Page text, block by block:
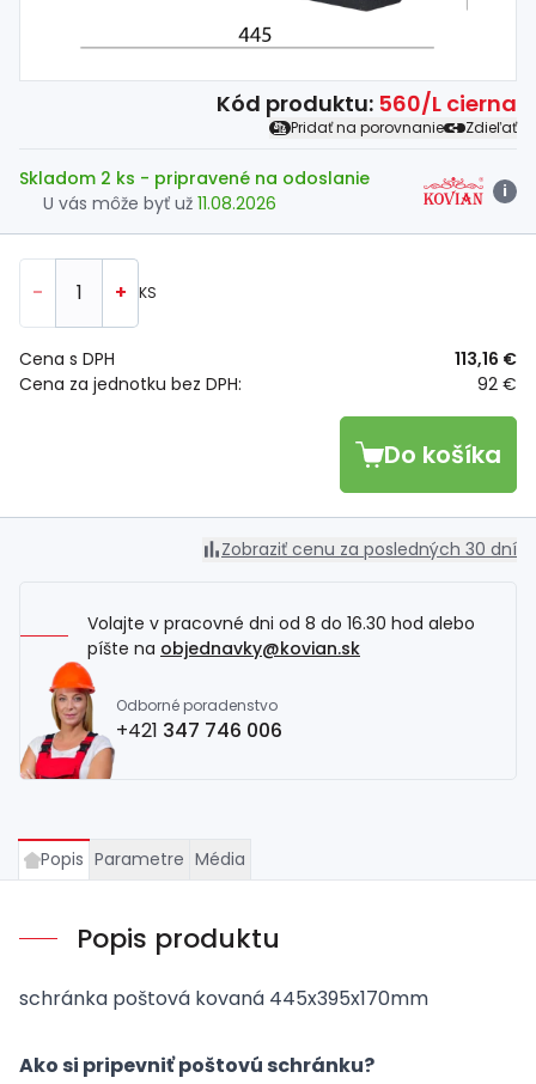
Kód produktu: 560/L cierna
Pridať na porovnanie Zdieľať
Skladom 2 ks - pripravené na odoslanie
U vás môže byť už 11.08.2026
i
- + KS
Cena za jednotku bez DPH: 92 €
Cena s DPH 113,16 €
Do košíka
Zobraziť cenu za posledných 30 dní
Volajte v pracovné dni od 8 do 16.30 hod alebo
píšte na objednavky@kovian.sk
Odborné poradenstvo
+421 347 746 006
Popis Parametre Média
Popis produktu
schránka poštová kovaná 445x395x170mm
Ako si pripevniť poštovú schránku?